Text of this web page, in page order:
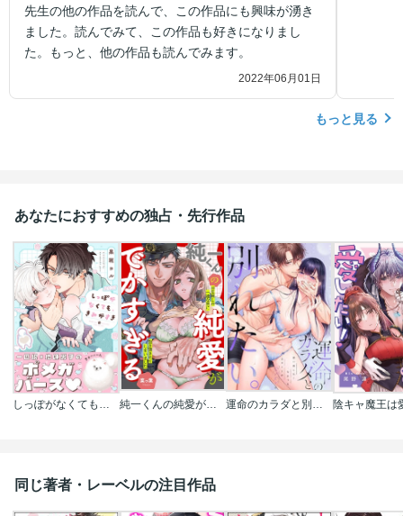
先生の他の作品を読んで、この作品にも興味が湧き
ました。読んでみて、この作品も好きになりまし
た。もっと、他の作品も読んでみます。
2022年06月01日
もっと見る
あなたにおすすめの独占・先行作品
しっぽがなくても、きみがすき 純一くんの純愛がでかすぎる 10年越しの一途な恋に抱き潰されてしまいました 運命のカラダと別れたい。～思い出したくなかった、元カレとのズブズブH
同じ著者・レーベルの注目作品